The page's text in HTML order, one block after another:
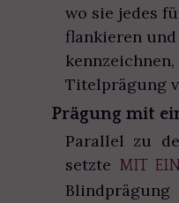
wo sie jedes
flankieren
Titelprägung
Prägung mit
Parallel zu
setzte MIT